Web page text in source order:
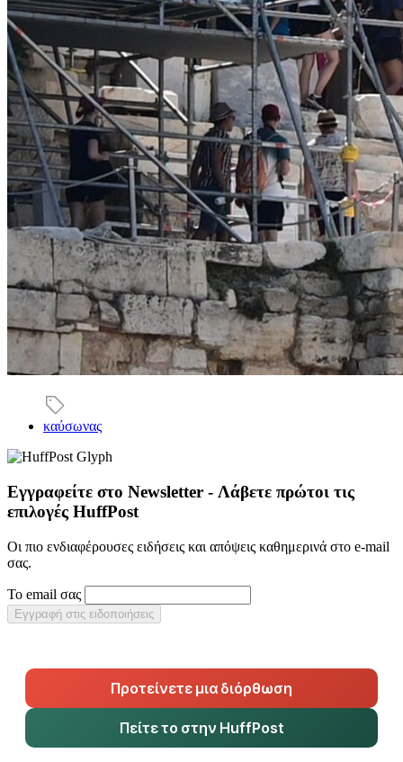
καύσωνας
Εγγραφείτε στο Newsletter - Λάβετε πρώτοι τις
επιλογές HuffPost
Οι πιο ενδιαφέρουσες ειδήσεις και απόψεις καθημερινά στο e-mail
σας.
Το email σας
Εγγραφή στις ειδοποιήσεις
Προτείνετε μια διόρθωση
Πείτε το στην HuffPost